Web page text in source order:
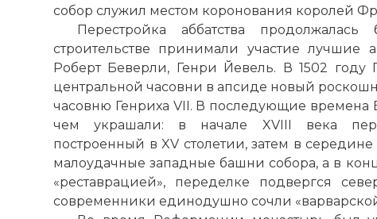
собор служил местом коронования королей
Перестройка аббатства
строительстве принимали участие лучшие
Роберт Беверли, Генри Йевель. В 1502 году
центральной часовни в апсиде новый
часовню Генриха VII. В последующие времена
чем украшали: в начале XVIII века
построенный в XV столетии, затем в
малоудачные западные башни собора, а в
«реставрацией», переделке подвергся
современники единодушно сочли